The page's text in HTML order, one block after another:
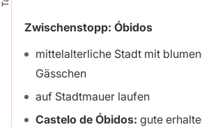
Zwischenstopp: Óbidos
mittelalterliche Stadt mit
Gässchen
auf Stadtmauer laufen
Castelo de Óbidos: gute